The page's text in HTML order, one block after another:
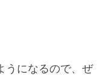
うになるので、ぜ